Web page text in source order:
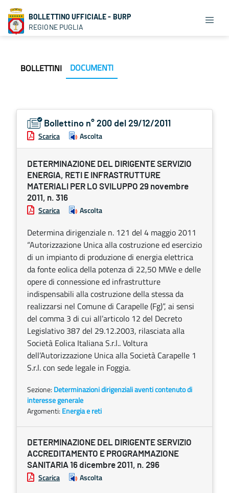
BOLLETTINO UFFICIALE - BURP
REGIONE PUGLIA
BOLLETTINI DOCUMENTI
Bollettino n° 200 del 29/12/2011
Scarica Ascolta
DETERMINAZIONE DEL DIRIGENTE SERVIZIO
ENERGIA, RETI E INFRASTRUTTURE
MATERIALI PER LO SVILUPPO 29 novembre
2011, n. 316
Scarica Ascolta
Determina dirigenziale n. 121 del 4 maggio 2011
“Autorizzazione Unica alla costruzione ed esercizio
di un impianto di produzione di energia elettrica
da fonte eolica della potenza di 22,50 MWe e delle
opere di connessione ed infrastrutture
indispensabili alla costruzione della stessa da
realizzarsi nel Comune di Carapelle (Fg)”, ai sensi
del comma 3 di cui all’articolo 12 del Decreto
Legislativo 387 del 29.12.2003, rilasciata alla
Società Eolica Italiana S.r.l.. Voltura
dell’Autorizzazione Unica alla Società Carapelle 1
S.r.l. con sede legale in Foggia.
Sezione: Determinazioni dirigenziali aventi contenuto di
interesse generale
Argomenti: Energia e reti
DETERMINAZIONE DEL DIRIGENTE SERVIZIO
ACCREDITAMENTO E PROGRAMMAZIONE
SANITARIA 16 dicembre 2011, n. 296
Scarica Ascolta